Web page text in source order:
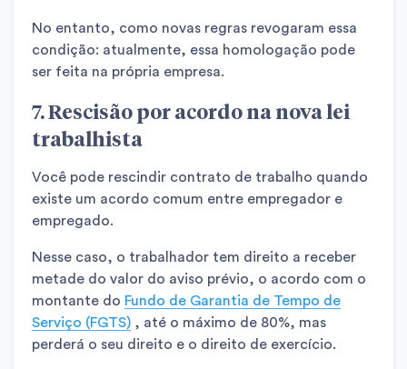
No entanto, como novas regras revogaram essa
condição: atualmente, essa homologação pode
ser feita na própria empresa.
7.Rescisão por acordo na nova lei
trabalhista
Você pode rescindir contrato de trabalho quando
existe um acordo comum entre empregador e
empregado.
Nesse caso, o trabalhador tem direito a receber
metade do valor do aviso prévio, o acordo com o
montante do Fundo de Garantia de Tempo de
Serviço (FGTS) , até o máximo de 80%, mas
perderá o seu direito e o direito de exercício.